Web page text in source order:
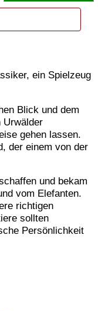
ein Spielzeug
Blick und dem
Urwälder
gehen lassen.
der einem von der
und bekam
vom Elefanten.
richtigen
sollten
Persönlichkeit